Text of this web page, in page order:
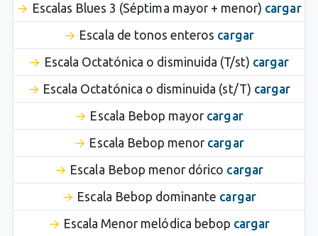
Escalas Blues 3 (Séptima mayor + menor) cargar
Escala de tonos enteros cargar
Escala Octatónica o disminuida (T/st) cargar
Escala Octatónica o disminuida (st/T) cargar
Escala Bebop mayor cargar
Escala Bebop menor cargar
Escala Bebop menor dórico cargar
Escala Bebop dominante cargar
Escala Menor melódica bebop cargar